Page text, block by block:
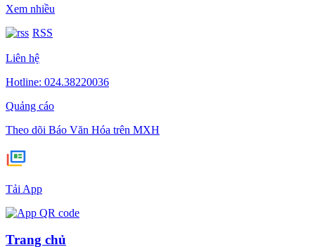
Xem nhiều
RSS
Liên hệ
Hotline: 024.38220036
Quảng cáo
Theo dõi Báo Văn Hóa trên MXH
Tải App
Trang chủ